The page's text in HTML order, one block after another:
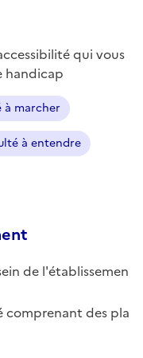
qui vous
handicap
à marcher
à entendre
de l'établissemen
comprenant des pla